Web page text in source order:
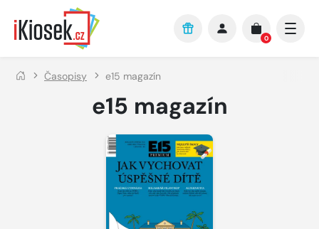
Přejít na hlavní obsah
0
Časopisy e15 magazín
e15 magazín